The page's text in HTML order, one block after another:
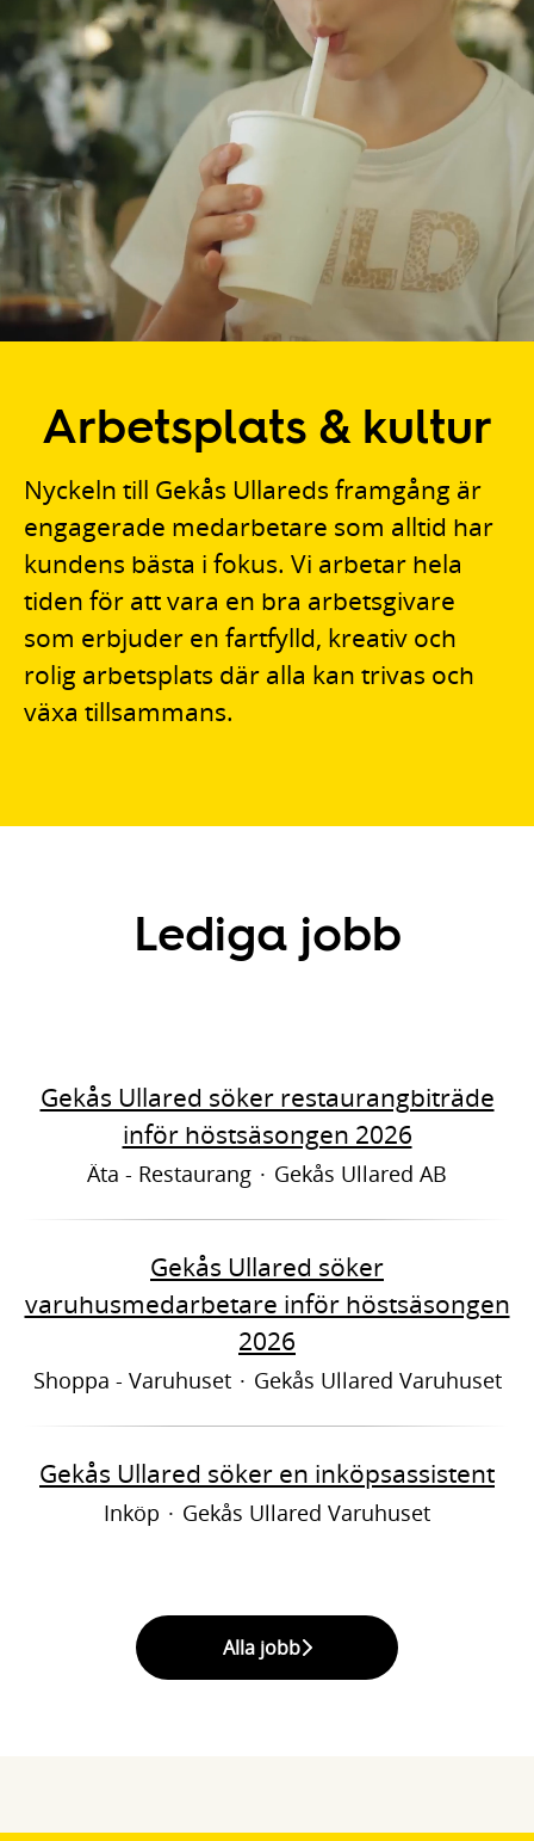
och det populäraste besöksmålet i
Sverige. Under vår högsäsong arbetar
2000 medarbetare i verksamheten. Hos
oss är ingen dag den andra lik och varje
dag får du den fantastiska möjligheten att
möta våra härliga kunder.
Arbetsplats & kultur
Nyckeln till Gekås Ullareds framgång är
engagerade medarbetare som alltid har
kundens bästa i fokus. Vi arbetar hela
tiden för att vara en bra arbetsgivare
som erbjuder en fartfylld, kreativ och
rolig arbetsplats där alla kan trivas och
växa tillsammans.
Lediga jobb
Gekås Ullared söker restaurangbiträde
inför höstsäsongen 2026
Äta - Restaurang · Gekås Ullared AB
Gekås Ullared söker
varuhusmedarbetare inför höstsäsongen
2026
Shoppa - Varuhuset · Gekås Ullared Varuhuset
Gekås Ullared söker en inköpsassistent
Inköp · Gekås Ullared Varuhuset
Alla jobb